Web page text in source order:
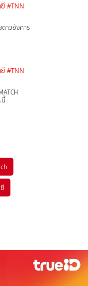
#TNN
าวอังคาร
#TNN
นี้